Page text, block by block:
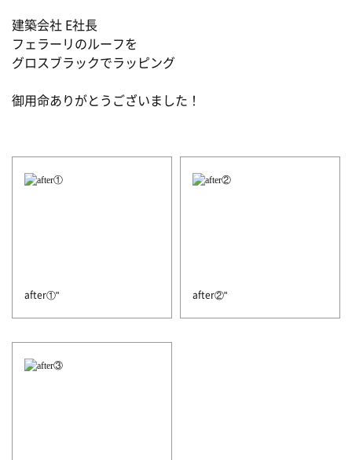
建築会社 E社長
フェラーリのルーフを
グロスブラックでラッピング
御用命ありがとうございました！
after①" after②"